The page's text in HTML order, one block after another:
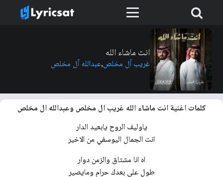
انت ماشاء الله
غريب آل مخلص,عبدالله آل مخلص
كلمات اغنية انت ماشاء الله غريب ال مخلص وعبدالله ال مخلص
ياوليف الروح يابعيد الدار
انت الجمال اليوسفي من الاخير
اه انا مشتاق والزمن دوار
طول علي بعدك حرام ومايصير